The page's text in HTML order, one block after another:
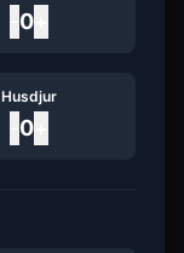
0
Husdjur
0